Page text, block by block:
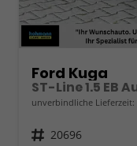
Ford Kuga
unverbindliche Lieferzeit:
Fahrzeugnr. 20696